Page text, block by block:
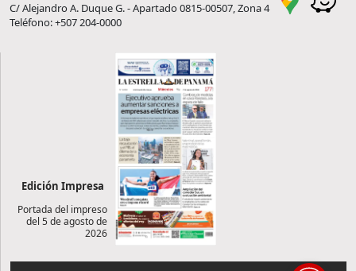
C/ Alejandro A. Duque G. - Apartado 0815-00507, Zona 4
Teléfono: +507 204-0000
Edición Impresa
Portada del impreso
del 5 de agosto de
2026